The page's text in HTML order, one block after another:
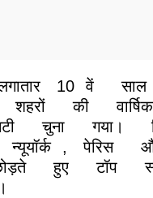
10 वें साल
शहरों की वार्षिक
चुना गया।
न्यूयॉर्क , पेरिस
हुए टॉप